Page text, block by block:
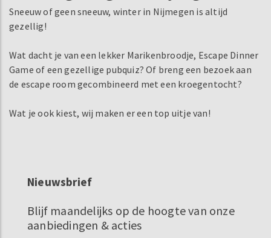
Sneeuw of geen sneeuw, winter in Nijmegen is altijd
gezellig!
Wat dacht je van een lekker Marikenbroodje, Escape Dinner
Game of een gezellige pubquiz? Of breng een bezoek aan
de escape room gecombineerd met een kroegentocht?
Wat je ook kiest, wij maken er een top uitje van!
Nieuwsbrief
Blijf maandelijks op de hoogte van onze
aanbiedingen & acties